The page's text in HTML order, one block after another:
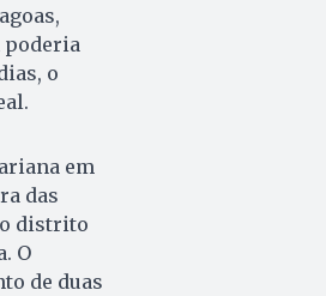
poderia
o
em
das
distrito
O
de duas